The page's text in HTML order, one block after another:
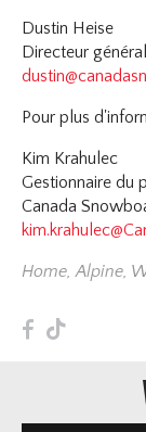
Dustin Heise
Directeur général
Pour plus
Kim Krahulec
Gestionnaire du
Canada
Home ,Alpine
F T